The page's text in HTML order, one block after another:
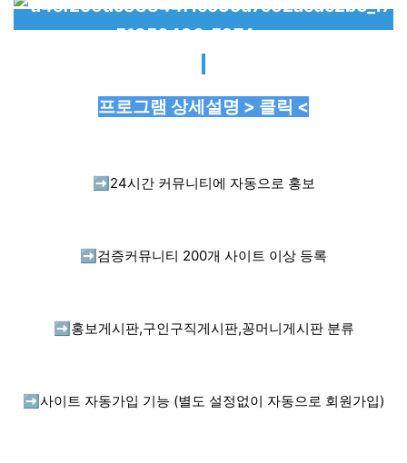
프로그램 상세설명 > 클릭 <
➡️ 24시간 커뮤니티에 자동으로 홍보
➡️ 검증커뮤니티 200개 사이트 이상 등록
➡️ 홍보게시판,구인구직게시판,꽁머니게시판 분류
➡️ 사이트 자동가입 기능 (별도 설정없이 자동으로 회원가입)